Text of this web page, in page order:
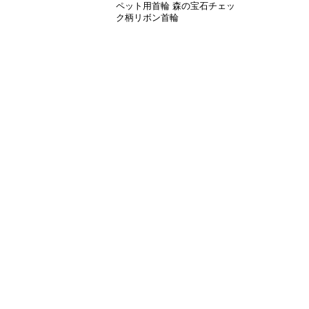
ペット用首輪 森の宝石チェッ
ク柄リボン首輪